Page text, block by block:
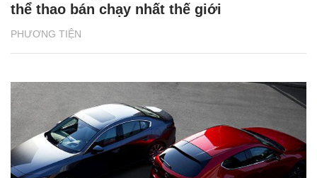
PHƯƠNG TIỆN
thể thao bán chạy nhất thế giới